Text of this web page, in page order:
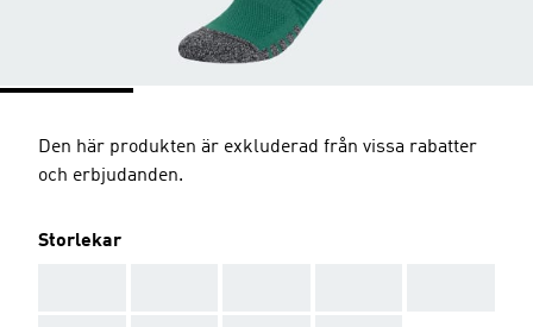
Den här produkten är exkluderad från vissa rabatter
och erbjudanden.
Storlekar